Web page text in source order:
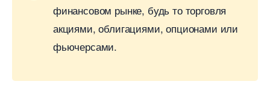
финансовом рынке, будь то торговля
акциями, облигациями, опционами или
фьючерсами.